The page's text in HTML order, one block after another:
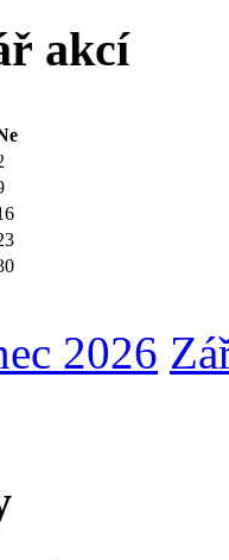
akcí
2026